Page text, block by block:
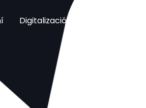
Digitalización